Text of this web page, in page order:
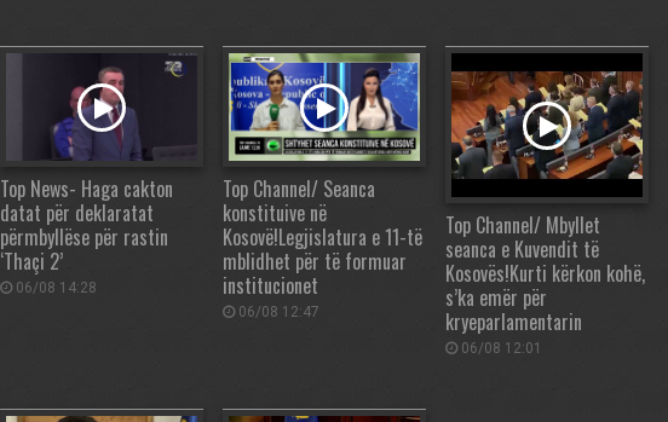
Top News- Haga cakton
datat për deklaratat
përmbyllëse për rastin
‘Thaçi 2’
06/08 14:28
Top Channel/ Seanca
konstituive në
Kosovë!Legjislatura e 11-të
mblidhet për të formuar
institucionet
06/08 12:47
Top Channel/ Mbyllet
seanca e Kuvendit të
Kosovës!Kurti kërkon kohë,
s’ka emër për
kryeparlamentarin
06/08 12:01